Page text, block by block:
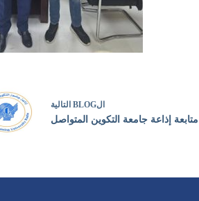
الBLOG التالية
إذاعة جامعة التكوين المتواصل